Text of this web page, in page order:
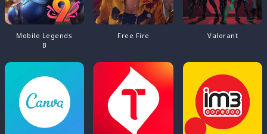
Mobile Legends
B
Free Fire Valorant